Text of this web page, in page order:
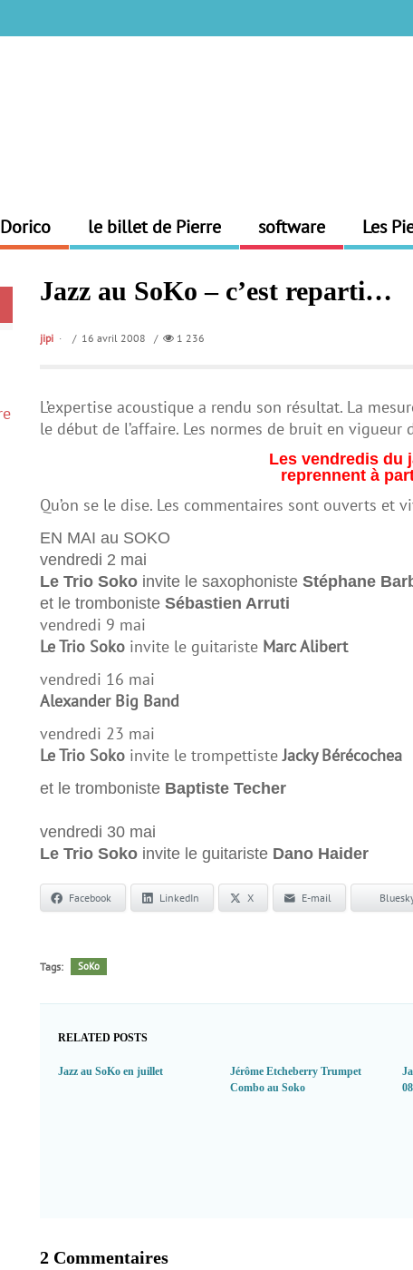
Dorico le billet de Pierre software Les
Jazz au SoKo – c’est reparti…
jipi / 16 avril 2008 / 1 236
L’expertise acoustique a rendu son résultat. La
le début de l’affaire. Les normes de bruit en vigueur
Les vendredis du
reprennent à
Qu’on se le dise. Les commentaires sont ouverts et
EN MAI au SOKO
vendredi 2 mai
Le Trio Soko invite le saxophoniste Stéphane
et le tromboniste Sébastien Arruti
vendredi 9 mai
Le Trio Soko invite le guitariste Marc Alibert
vendredi 16 mai
Alexander Big Band
vendredi 23 mai
Le Trio Soko invite le trompettisteJacky Bérécochea
et le tromboniste Baptiste Techer
vendredi 30 mai
Le Trio Soko invite le guitariste Dano Haider
Facebook LinkedIn X E-mail
Tags: SoKo
RELATED POSTS
Jazz au SoKo en juillet
Jérôme Etcheberry Trumpet
Combo au Soko
08
2 Commentaires